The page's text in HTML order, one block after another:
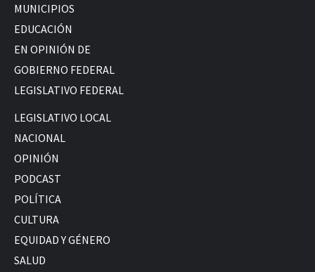
MUNICIPIOS
EDUCACIÓN
EN OPINIÓN DE
GOBIERNO FEDERAL
LEGISLATIVO FEDERAL
LEGISLATIVO LOCAL
NACIONAL
OPINIÓN
PODCAST
POLÍTICA
CULTURA
EQUIDAD Y GÉNERO
SALUD